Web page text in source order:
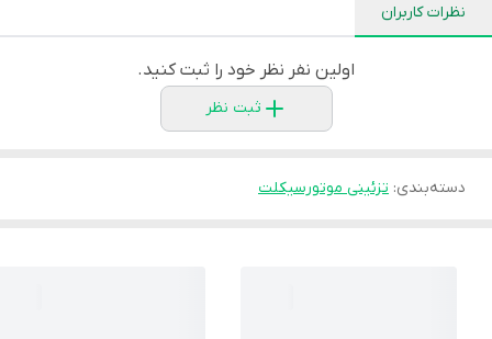
نظرات کاربران
اولین نفر نظر خود را ثبت کنید.
ثبت نظر
دسته‌بندی: تزئینی موتورسیکلت